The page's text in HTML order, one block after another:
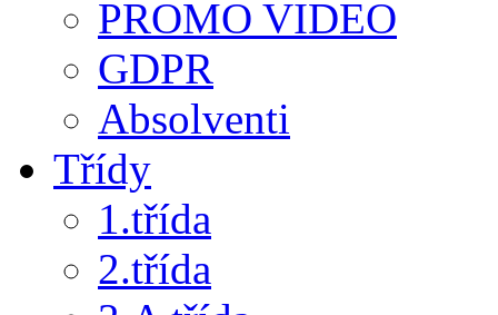
PROMO VIDEO
GDPR
Absolventi
Třídy
1.třída
2.třída